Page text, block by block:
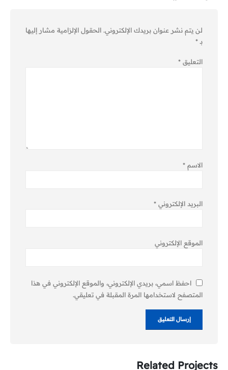
لن يتم نشر عنوان بريدك الإلكتروني. الحقول الإلزامية مشار إليها
بـ *
التعليق *
الاسم *
البريد الإلكتروني *
الموقع الإلكتروني
احفظ اسمي، بريدي الإلكتروني، والموقع الإلكتروني في هذا
المتصفح لاستخدامها المرة المقبلة في تعليقي.
Related Projects